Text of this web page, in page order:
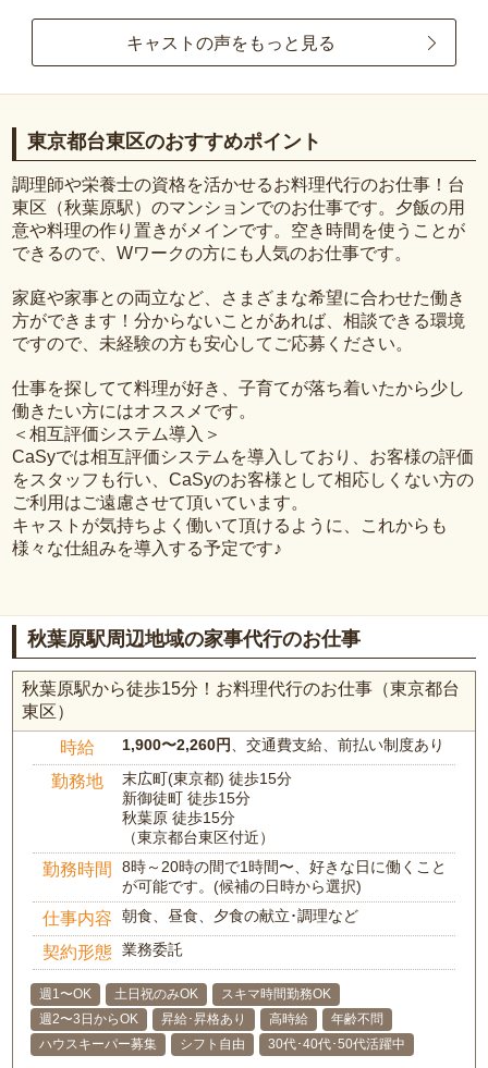
キャストの声をもっと見る
東京都台東区のおすすめポイント
調理師や栄養士の資格を活かせるお料理代行のお仕事！台
東区（秋葉原駅）のマンションでのお仕事です。夕飯の用
意や料理の作り置きがメインです。空き時間を使うことが
できるので、Wワークの方にも人気のお仕事です。
家庭や家事との両立など、さまざまな希望に合わせた働き
方ができます！分からないことがあれば、相談できる環境
ですので、未経験の方も安心してご応募ください。
仕事を探してて料理が好き、子育てが落ち着いたから少し
働きたい方にはオススメです。
＜相互評価システム導入＞
CaSyでは相互評価システムを導入しており、お客様の評価
をスタッフも行い、CaSyのお客様として相応しくない方の
ご利用はご遠慮させて頂いています。
キャストが気持ちよく働いて頂けるように、これからも
様々な仕組みを導入する予定です♪
秋葉原駅周辺地域の家事代行のお仕事
秋葉原駅から徒歩15分！お料理代行のお仕事（東京都台
東区）
時給 1,900〜2,260円、交通費支給、前払い制度あり
勤務地
末広町(東京都) 徒歩15分
新御徒町 徒歩15分
秋葉原 徒歩15分
（東京都台東区付近）
勤務時間
8時～20時の間で1時間〜、好きな日に働くこと
が可能です。(候補の日時から選択)
仕事内容 朝食、昼食、夕食の献立･調理など
契約形態 業務委託
週1〜OK 土日祝のみOK
スキマ時間勤務OK
週2〜3日からOK
昇給･昇格あり 高時給
年齢不問
ハウスキーパー募集
シフト自由 30代･40代･50代活躍中